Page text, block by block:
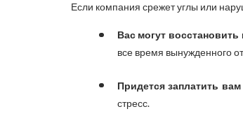
Если компания срежет углы или
Вас могут восстановить
все время вынужденного
Придется заплатить
стресс.